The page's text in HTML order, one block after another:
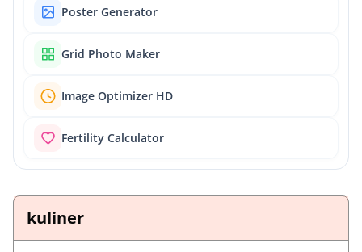
Poster Generator
Grid Photo Maker
Image Optimizer HD
Fertility Calculator
kuliner